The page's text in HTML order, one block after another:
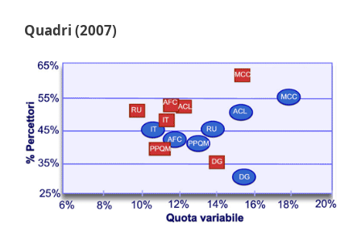
Quadri (2007)